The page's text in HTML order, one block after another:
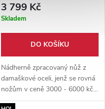
3 799 Kč
Skladem
DO KOŠÍKU
Nádherně zpracovaný nůž z
damaškové oceli, jenž se rovná
nožům v ceně 3000 - 6000 kč.
Součástí produktu je pevná